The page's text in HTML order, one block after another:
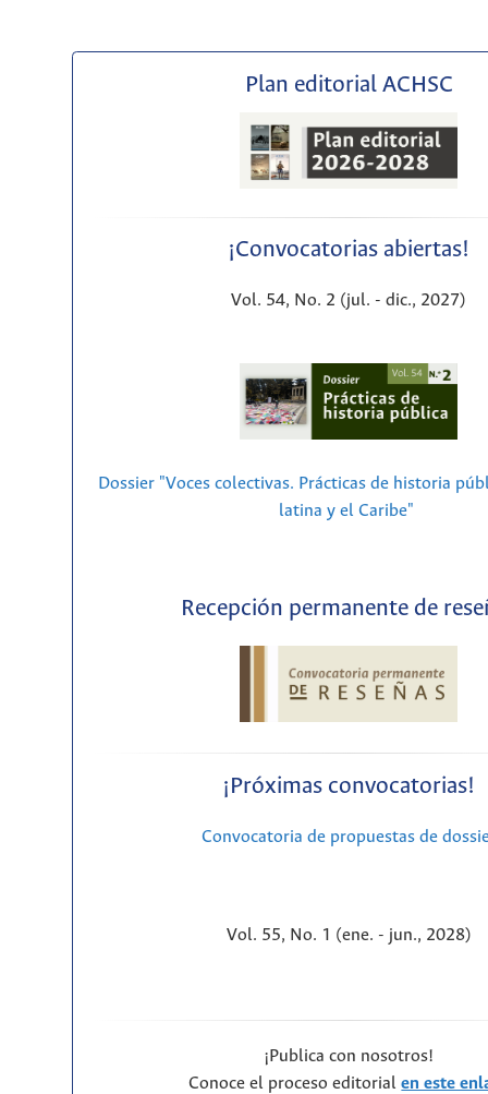
Plan editorial ACHSC
¡Convocatorias abiertas!
Vol. 54, No. 2 (jul. - dic., 2027)
Dossier "Voces colectivas. Prácticas de historia
latina y el Caribe"
Recepción permanente de
¡Próximas convocatorias!
Convocatoria de propuestas de
Vol. 55, No. 1 (ene. - jun., 2028)
¡Publica con nosotros!
Conoce el proceso editorialen este